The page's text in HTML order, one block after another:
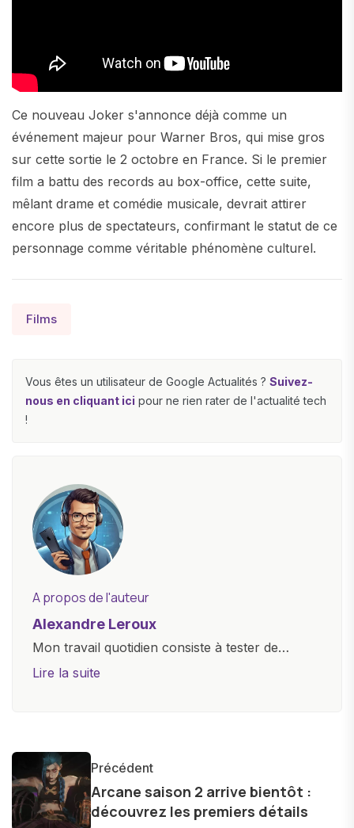
Ce nouveau Joker s'annonce déjà comme un
événement majeur pour Warner Bros, qui mise gros
sur cette sortie le 2 octobre en France. Si le premier
film a battu des records au box-office, cette suite,
mêlant drame et comédie musicale, devrait attirer
encore plus de spectateurs, confirmant le statut de ce
personnage comme véritable phénomène culturel.
Films
Vous êtes un utilisateur de Google Actualités ? Suivez-
nous en cliquant ici pour ne rien rater de l'actualité tech
!
A propos de l'auteur
Alexandre Leroux
Mon travail quotidien consiste à tester de
nouveaux appareils, à rédiger des critiques
informations précises et pertinentes pour aider
les consommateurs à comprendre et à naviguer
dans le paysage technologique en constante
Lire la suite
Précédent
Arcane saison 2 arrive bientôt :
découvrez les premiers détails